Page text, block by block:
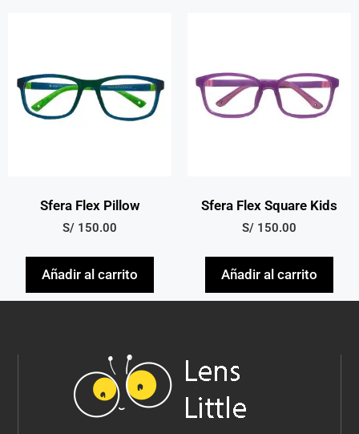
Sfera Flex Pillow
S/ 150.00
Añadir al carrito
Sfera Flex Square Kids
S/ 150.00
Añadir al carrito